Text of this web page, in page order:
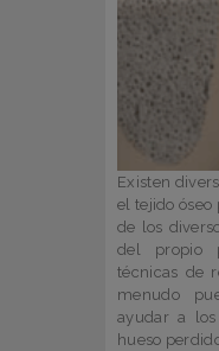
Existen
el tejido óseo
de los
del propio
técnicas de
menudo
ayudar a
hueso